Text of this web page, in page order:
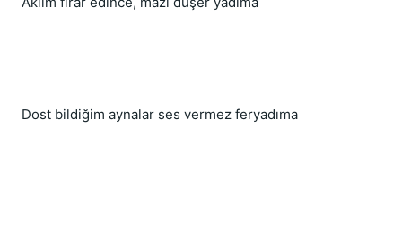
Dost bildiğim aynalar ses vermez feryadıma